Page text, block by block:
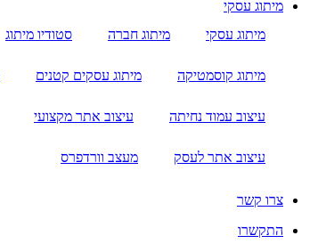
מיתוג עסקי
מיתוג עסקי
מיתוג חברה סטודיו מיתוג
מיתוג קוסמטיקה מיתוג עסקים קטנים
עיצוב עמוד נחיתה עיצוב אתר מקצועי
עיצוב אתר לעסק מעצב וורדפרס
צרו קשר
התקשרו